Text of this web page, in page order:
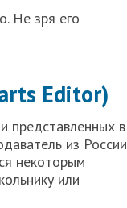
Не зря его
Editor)
представленных в
из России
некоторым
или